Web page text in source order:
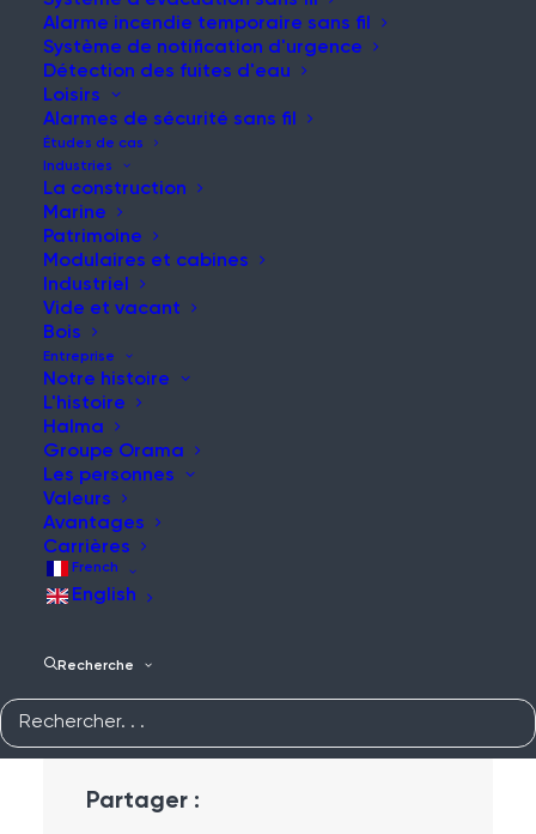
Alarme incendie temporaire sans fil
Système de notification d'urgence
Détection des fuites d'eau
Loisirs
Alarmes de sécurité sans fil
Études de cas
Industries
La construction
Marine
Patrimoine
Modulaires et cabines
Industriel
Vide et vacant
Bois
Entreprise
Notre histoire
L'histoire
Halma
Groupe Orama
Les personnes
Valeurs
Avantages
Carrières
French
English
Recherche
Accueil | Nouvelles et mises à jour
poste courte
Recherche :
Effectuer une recherche sur le site web
pour trouver un contenu plus pertinent.
Partager :